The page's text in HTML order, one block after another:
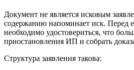
Документ не является исковым
содержанию напоминает иск. Перед
необходимо удостовериться, что
приостановления ИП и собрать
Структура заявления такова: